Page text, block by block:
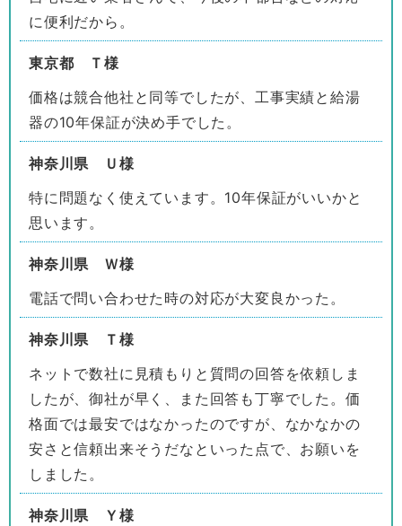
に便利だから。
東京都 Ｔ様
価格は競合他社と同等でしたが、工事実績と給湯
器の10年保証が決め手でした。
神奈川県 Ｕ様
特に問題なく使えています。10年保証がいいかと
思います。
神奈川県 Ｗ様
電話で問い合わせた時の対応が大変良かった。
神奈川県 Ｔ様
ネットで数社に見積もりと質問の回答を依頼しま
したが、御社が早く、また回答も丁寧でした。価
格面では最安ではなかったのですが、なかなかの
安さと信頼出来そうだなといった点で、お願いを
しました。
神奈川県 Ｙ様